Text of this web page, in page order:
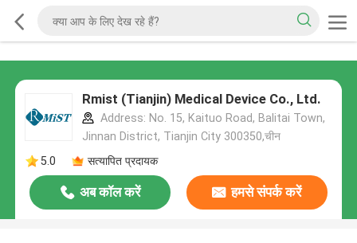
Rmist (Tianjin) Medical Device Co., Ltd.
Address: No. 15, Kaituo Road, Balitai Town,
Jinnan District, Tianjin City 300350,चीन
5.0
सत्यापित प्रदायक
अब कॉल करें हमसे संपर्क करें